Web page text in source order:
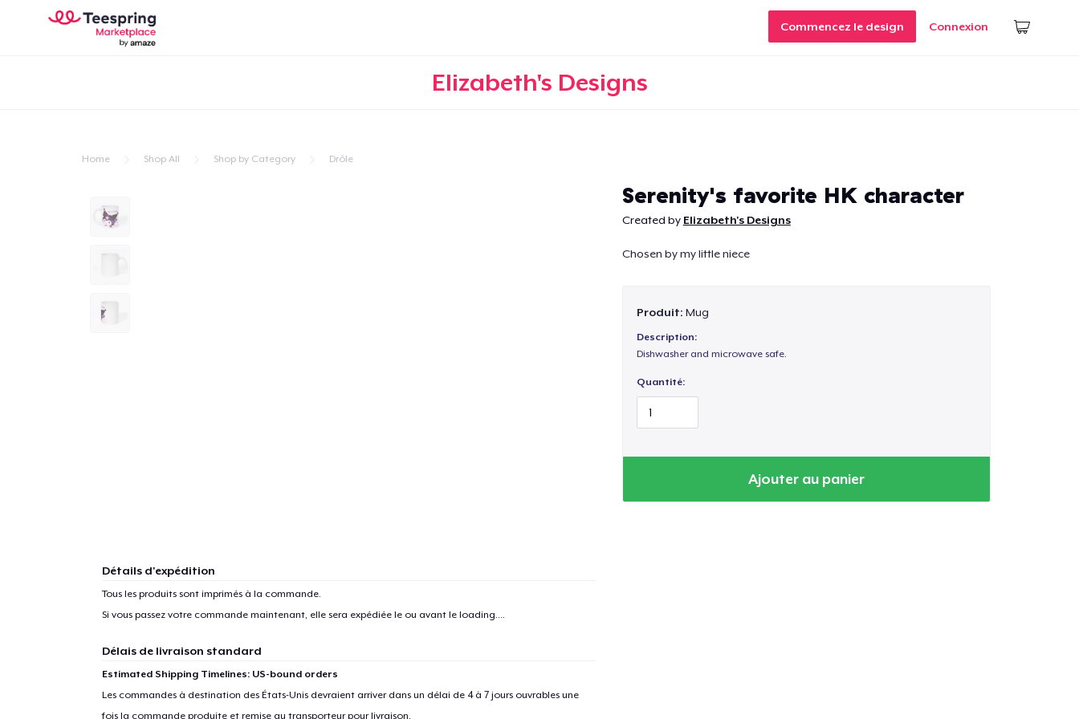
Commencez le design Connexion
Elizabeth's Designs
Home Shop All Shop by Category Drôle
Serenity's favorite HK character
Created by Elizabeth's Designs
Chosen by my little niece
Produit: Mug
Description:
Dishwasher and microwave safe.
Quantité:
Ajouter au panier
Détails d'expédition
Tous les produits sont imprimés à la commande.
Si vous passez votre commande maintenant, elle sera expédiée le ou avant le loading....
Délais de livraison standard
Estimated Shipping Timelines: US-bound orders
Les commandes à destination des États-Unis devraient arriver dans un délai de 4 à 7 jours ouvrables une
fois la commande produite et remise au transporteur pour livraison.
1article ajouté au